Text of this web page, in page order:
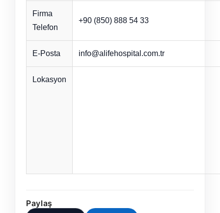
Firma
Telefon
+90 (850) 888 54 33
E-Posta info@alifehospital.com.tr
Lokasyon
Paylaş